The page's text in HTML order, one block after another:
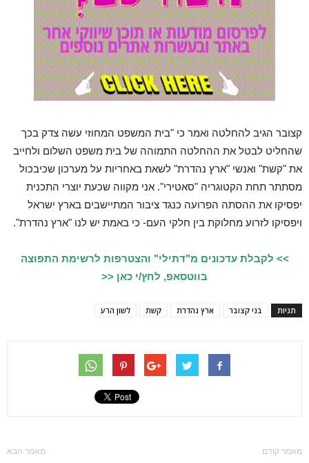
קצובר הגיב להחלטה ואמר כי "בית המשפט המחוזי עשה צדק בכך
שהחליט לבטל את ההחלטה התמוהה של בית משפט השלום ולחייב
את "קשת" ואנשי "ארץ נהדרת" לשאת באחריות על מערכון שכיבכול
מסתתר תחת הקטוגריה "סאטירי". אני מקווה שכעת יוצרי התכנית
יפסיקו את ההסתה הפרועה כנגד ציבור המתיישבים בארץ ישראל
ויפסיקו לזרוע מחלוקת בין חלקי העם- כי באמת יש לנו "ארץ נהדרת".
>> לקבלת עדכונים מ"דתילי" והצטרפות לרשימת התפוצה
בווטסאפ, לחץ/י כאן <<
תגיות בני קצובר ארץ נהדרת קשת לשון הרע
מאמר קודם מאמר הבא